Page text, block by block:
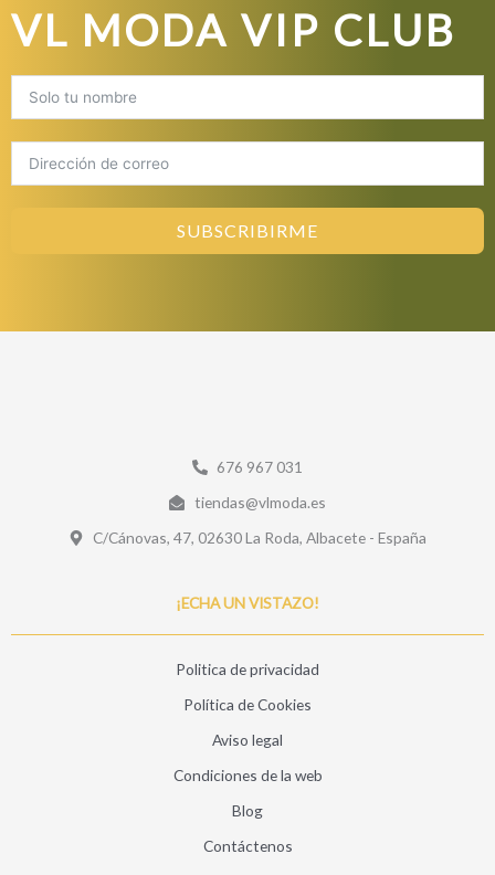
VL MODA VIP CLUB
SUBSCRIBIRME
676 967 031
tiendas@vlmoda.es
C/Cánovas, 47, 02630 La Roda, Albacete - España
¡ECHA UN VISTAZO!
Politica de privacidad
Política de Cookies
Aviso legal
Condiciones de la web
Blog
Contáctenos